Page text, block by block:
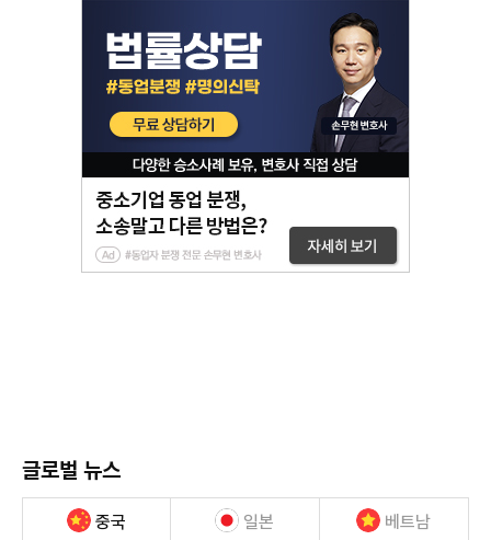
글로벌 뉴스
중국 일본 베트남